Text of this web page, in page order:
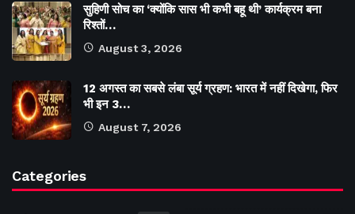
सुहिणी सोच का ‘क्योंकि सास भी कभी बहू थी’ कार्यक्रम बना
रिश्तों…
August 3, 2026
12 अगस्त का सबसे लंबा सूर्य ग्रहण: भारत में नहीं दिखेगा, फिर
भी इन 3…
August 7, 2026
Categories